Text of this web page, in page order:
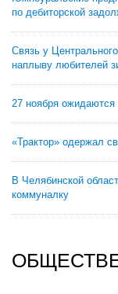
по дебиторской
Связь у
наплыву любителей
27 ноября
«Трактор» одержал
В Челябинской
коммуналку